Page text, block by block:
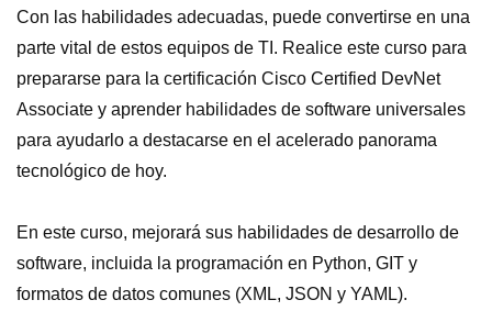
Con las habilidades adecuadas, puede convertirse en una
parte vital de estos equipos de TI. Realice este curso para
prepararse para la certificación Cisco Certified DevNet
Associate y aprender habilidades de software universales
para ayudarlo a destacarse en el acelerado panorama
tecnológico de hoy.
En este curso, mejorará sus habilidades de desarrollo de
software, incluida la programación en Python, GIT y
formatos de datos comunes (XML, JSON y YAML).